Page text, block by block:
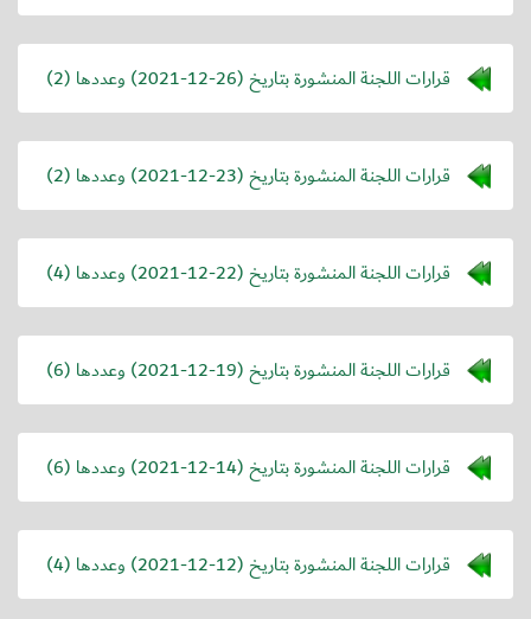
قرارات اللجنة المنشورة بتاريخ (2021-12-26) وعددها (2)
قرارات اللجنة المنشورة بتاريخ (2021-12-23) وعددها (2)
قرارات اللجنة المنشورة بتاريخ (2021-12-22) وعددها (4)
قرارات اللجنة المنشورة بتاريخ (2021-12-19) وعددها (6)
قرارات اللجنة المنشورة بتاريخ (2021-12-14) وعددها (6)
قرارات اللجنة المنشورة بتاريخ (2021-12-12) وعددها (4)